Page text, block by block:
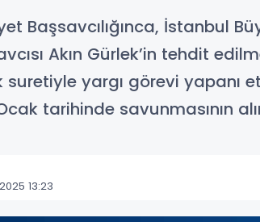
Başsavcılığınca, İstanbul
Akın Gürlek’in tehdit
yargı görevi yapanı
tarihinde savunmasının
13:23